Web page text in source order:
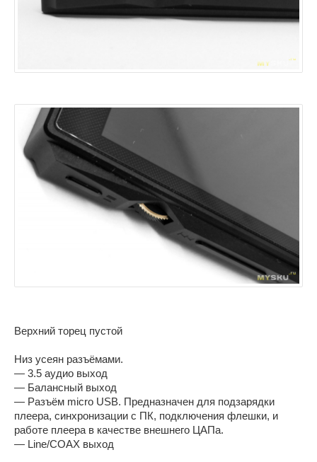
Верхний торец пустой
Низ усеян разъёмами.
— 3.5 аудио выход
— Балансный выход
— Разъём micro USB. Предназначен для подзарядки
плеера, синхронизации с ПК, подключения флешки, и
работе плеера в качестве внешнего ЦАПа.
— Line/COAX выход